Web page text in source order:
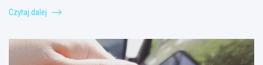
Czytaj dalej